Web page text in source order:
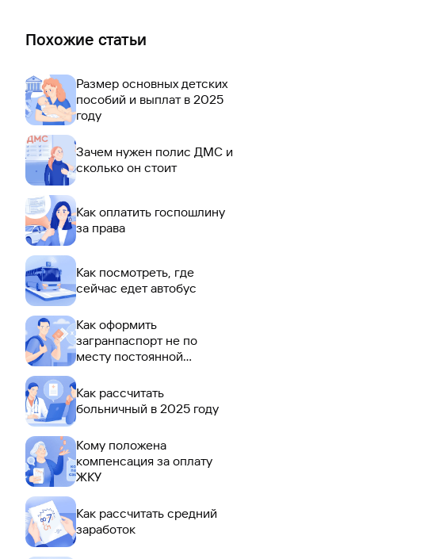
Похожие статьи
Размер основных детских
пособий и выплат в 2025
году
Зачем нужен полис ДМС и
сколько он стоит
Как оплатить госпошлину
за права
Как посмотреть, где
сейчас едет автобус
Как оформить
загранпаспорт не по
месту постоянной
Как рассчитать
больничный в 2025 году
Кому положена
компенсация за оплату
ЖКУ
Как рассчитать средний
заработок